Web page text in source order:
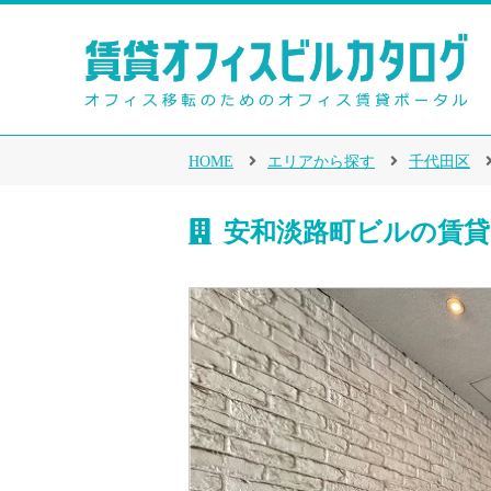
HOME エリアから探す 千代田区
安和淡路町ビルの賃